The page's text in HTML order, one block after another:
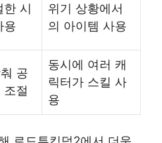
한 시
용
위기 상황에서
의 아이템 사용
공
조절
동시에 여러 캐
릭터가 스킬 사
용